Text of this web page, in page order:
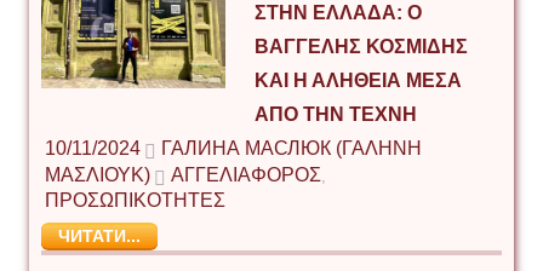
ΣΤΗΝ ΕΛΛΆΔΑ: Ο
ΒΑΓΓΈΛΗΣ ΚΟΣΜΊΔΗΣ
ΚΑΙ Η ΑΛΉΘΕΙΑ ΜΈΣΑ
ΑΠΌ ΤΗΝ ΤΈΧΝΗ
10/11/2024
ГАЛИНА МАСЛЮК (ΓΑΛΉΝΗ
ΜΑΣΛΙΟΎΚ)
ΑΓΓΕΛΙΑΦΟΡΟΣ,
ΠΡΟΣΩΠΙΚΟΤΗΤΕΣ
ЧИТАТИ...